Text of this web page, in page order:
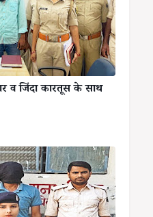
व जिंदा कारतूस के साथ